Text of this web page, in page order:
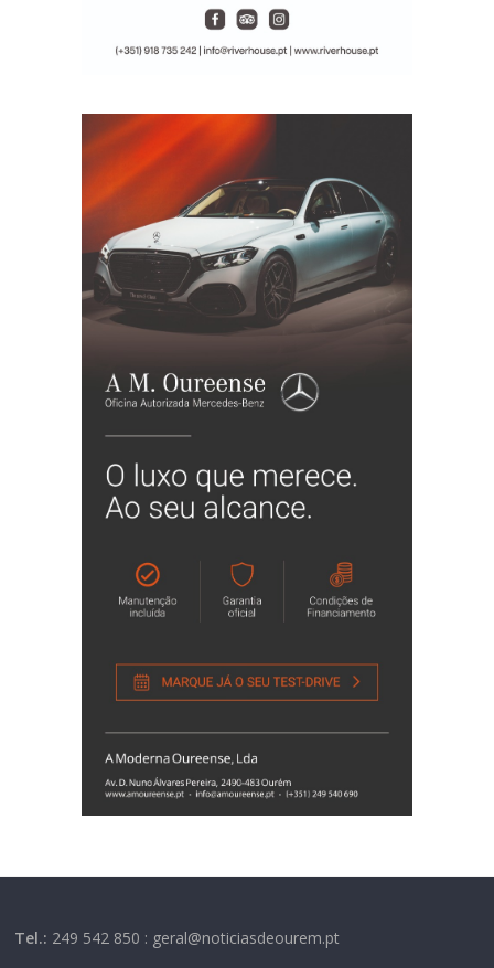
Tel.: 249 542 850 : geral@noticiasdeourem.pt